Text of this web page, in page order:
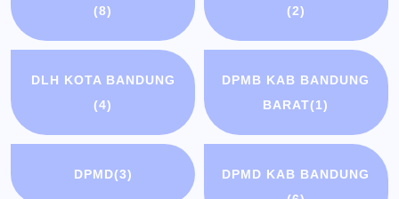
(8)
(2)
DLH KOTA BANDUNG
(4)
DPMB KAB BANDUNG
BARAT(1)
DPMD(3)
DPMD KAB BANDUNG